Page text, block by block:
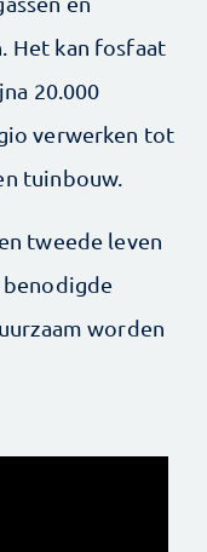
Het kan fosfaat
20.000
verwerken tot
tuinbouw.
tweede leven
worden